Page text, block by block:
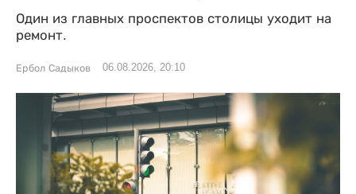
Один из главных проспектов столицы уходит на
ремонт.
Ербол Садыков 06.08.2026, 20:10